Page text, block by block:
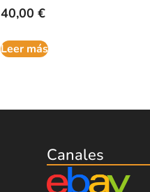
40,00 €
Leer más
Canales